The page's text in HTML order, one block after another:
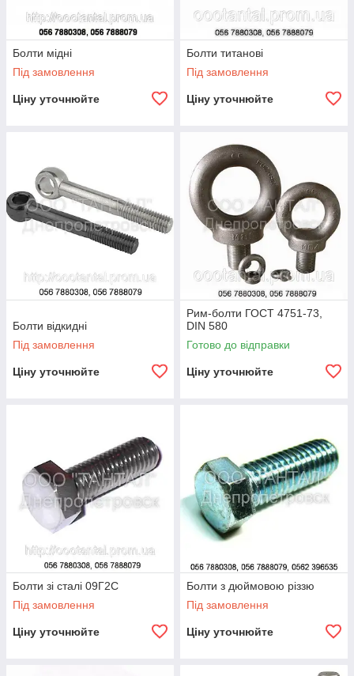
Болти мідні
Під замовлення
Ціну уточнюйте
Болти титанові
Під замовлення
Ціну уточнюйте
Болти відкидні
Під замовлення
Ціну уточнюйте
Рим-болти ГОСТ 4751-73,
DIN 580
Готово до відправки
Ціну уточнюйте
Болти зі сталі 09Г2С
Під замовлення
Ціну уточнюйте
Болти з дюймовою різзю
Під замовлення
Ціну уточнюйте